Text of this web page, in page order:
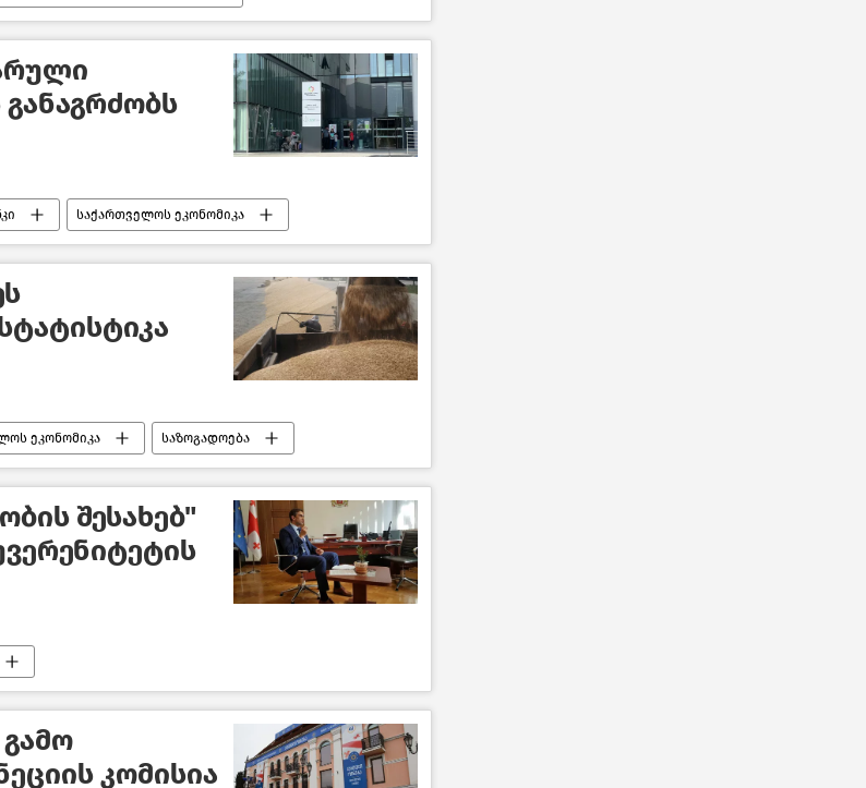
საქართველოს ეკონომიკა
ეკონომიკა საზოგადოება
შესახებ"
კანონმდებლობა აშშ
კომისია